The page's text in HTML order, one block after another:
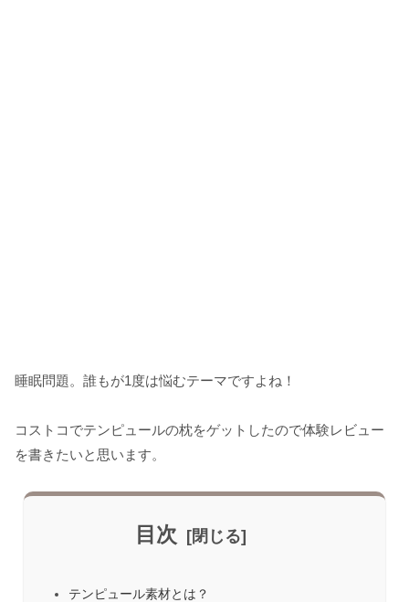
睡眠問題。誰もが1度は悩むテーマですよね！
コストコでテンピュールの枕をゲットしたので体験レビュー
を書きたいと思います。
目次
テンピュール素材とは？